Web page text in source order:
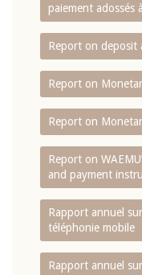
paiement adossés
Report on deposit
Report on
Report on
Report on
and payment
Rapport annuel
téléphonie mobile
Rapport annuel